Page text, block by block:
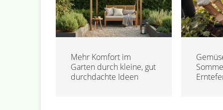
Mehr Komfort im
Garten durch kleine, gut
durchdachte Ideen